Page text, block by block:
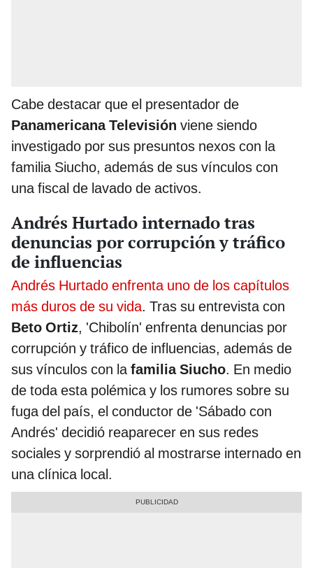
Cabe destacar que el presentador de
Panamericana Televisión viene siendo
investigado por sus presuntos nexos con la
familia Siucho, además de sus vínculos con
una fiscal de lavado de activos.
Andrés Hurtado internado tras
denuncias por corrupción y tráfico
de influencias
Andrés Hurtado enfrenta uno de los capítulos
más duros de su vida. Tras su entrevista con
Beto Ortiz, 'Chibolín' enfrenta denuncias por
corrupción y tráfico de influencias, además de
sus vínculos con lafamilia Siucho. En medio
de toda esta polémica y los rumores sobre su
fuga del país, el conductor de 'Sábado con
Andrés' decidió reaparecer en sus redes
sociales y sorprendió al mostrarse internado en
una clínica local.